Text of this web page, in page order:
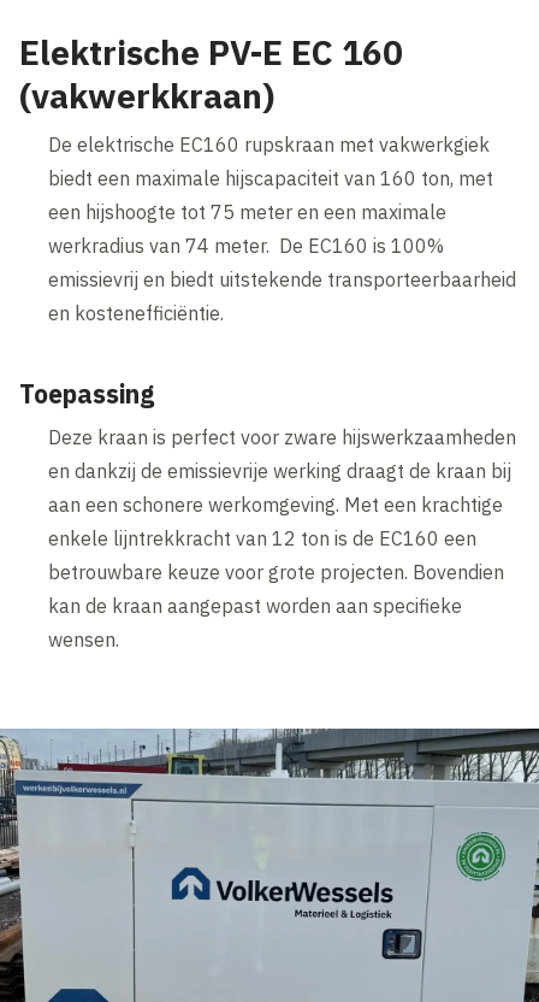
Elektrische PV-E EC 160
(vakwerkkraan)
De elektrische EC160 rupskraan met vakwerkgiek
biedt een maximale hijscapaciteit van 160 ton, met
een hijshoogte tot 75 meter en een maximale
werkradius van 74 meter. De EC160 is 100%
emissievrij en biedt uitstekende transporteerbaarheid
en kostenefficiëntie.
Toepassing
Deze kraan is perfect voor zware hijswerkzaamheden
en dankzij de emissievrije werking draagt de kraan bij
aan een schonere werkomgeving. Met een krachtige
enkele lijntrekkracht van 12 ton is de EC160 een
betrouwbare keuze voor grote projecten. Bovendien
kan de kraan aangepast worden aan specifieke
wensen.